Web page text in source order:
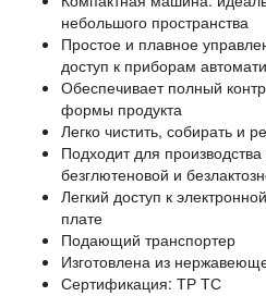
небольшого пространства
Простое и плавное
доступ к приборам
Обеспечивает полный
формы продукта
Легко чистить, собирать и
Подходит для производства
безглютеновой и
Легкий доступ к
плате
Подающий транспортер
Изготовлена из
Сертификация: ТР ТС